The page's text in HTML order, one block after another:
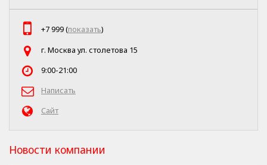
+7 999 (показать)
г. Москва ул. столетова 15
9:00-21:00
Написать
Сайт
Новости компании